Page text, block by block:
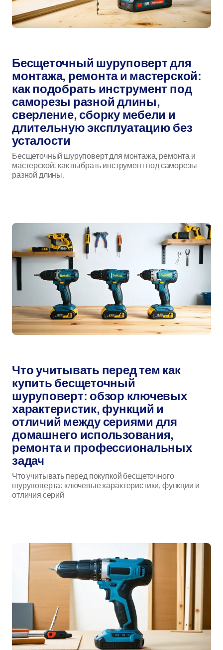
Бесщеточный шуруповерт для
монтажа, ремонта и мастерской:
как подобрать инструмент под
саморезы разной длины,
сверление, сборку мебели и
длительную эксплуатацию без
усталости
Бесщеточный шуруповерт для монтажа, ремонта и
мастерской: как выбрать инструмент под саморезы
разной длины,
Что учитывать перед тем как
купить бесщеточный
шуруповерт: обзор ключевых
характеристик, функций и
отличий между сериями для
домашнего использования,
ремонта и профессиональных
задач
Что учитывать перед покупкой бесщеточного
шуруповерта: ключевые характеристики, функции и
отличия серий